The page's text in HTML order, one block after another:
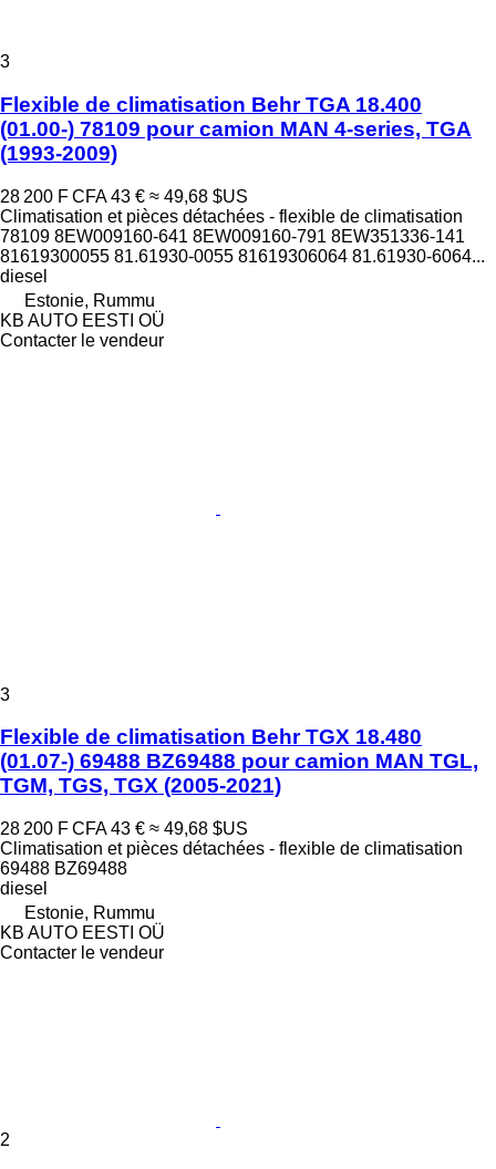
3
Flexible de climatisation Behr TGA 18.400
(01.00-) 78109 pour camion MAN 4-series, TGA
(1993-2009)
28 200 F CFA 43 € ≈ 49,68 $US
Climatisation et pièces détachées - flexible de climatisation
78109 8EW009160-641 8EW009160-791 8EW351336-141
81619300055 81.61930-0055 81619306064 81.61930-6064...
diesel
Estonie, Rummu
KB AUTO EESTI OÜ
Contacter le vendeur
3
Flexible de climatisation Behr TGX 18.480
(01.07-) 69488 BZ69488 pour camion MAN TGL,
TGM, TGS, TGX (2005-2021)
28 200 F CFA 43 € ≈ 49,68 $US
Climatisation et pièces détachées - flexible de climatisation
69488 BZ69488
diesel
Estonie, Rummu
KB AUTO EESTI OÜ
Contacter le vendeur
2